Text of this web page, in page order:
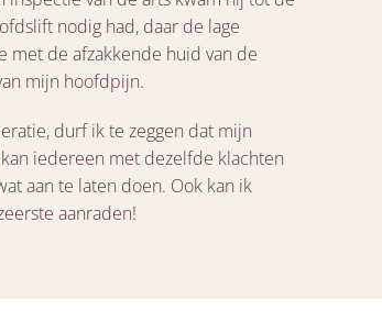
nodig had, daar de lage
met de afzakkende huid van de
mijn hoofdpijn.
durf ik te zeggen dat mijn
iedereen met dezelfde klachten
aan te laten doen. Ook kan ik
aanraden!